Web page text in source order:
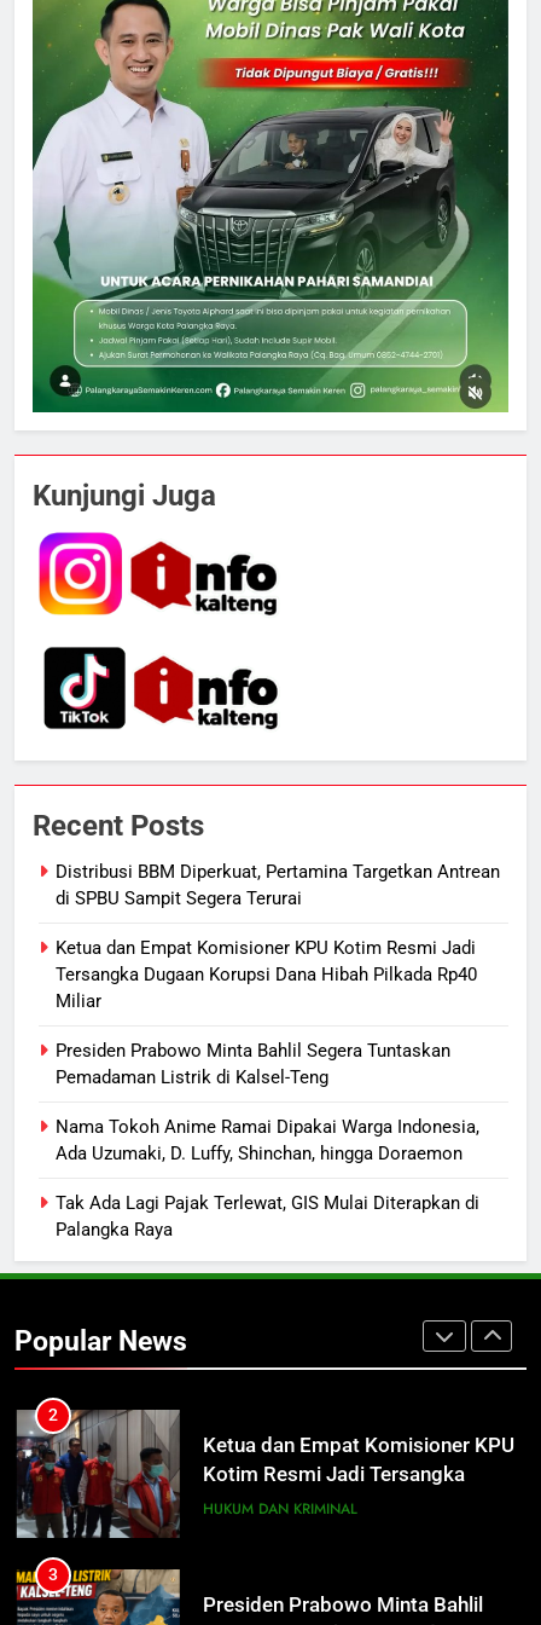
Kunjungi Juga
Recent Posts
Distribusi BBM Diperkuat, Pertamina Targetkan Antrean
di SPBU Sampit Segera Terurai
Ketua dan Empat Komisioner KPU Kotim Resmi Jadi
Tersangka Dugaan Korupsi Dana Hibah Pilkada Rp40
Miliar
Presiden Prabowo Minta Bahlil Segera Tuntaskan
Pemadaman Listrik di Kalsel-Teng
Nama Tokoh Anime Ramai Dipakai Warga Indonesia,
Ada Uzumaki, D. Luffy, Shinchan, hingga Doraemon
Tak Ada Lagi Pajak Terlewat, GIS Mulai Diterapkan di
Palangka Raya
Popular News
5
Tak Ada Lagi Pajak Terlewat, GIS
ECONOMY
6
Lulusan Siap Kerja Melalui
Program Magang Berdampak
ECONOMY
Permukiman di Pasar Besar
Palangka Raya, Diduga Sengaja
Dibakar Penghuninya
HUKUM DAN KRIMINAL
8
Mantan Wakil Wali Kota Keluhkan
Distribusi BBM Diperkuat,
Pertamina Targetkan Antrean di
ECONOMY
Ketua dan Empat Komisioner KPU
Kotim Resmi Jadi Tersangka
Dugaan Korupsi Dana Hibah
Pilkada Rp40 Miliar
3
Presiden Prabowo Minta Bahlil
Segera Tuntaskan Pemadaman
Listrik di Kalsel-Teng
NUSANTARA
4
Nama Tokoh Anime Ramai Dipakai